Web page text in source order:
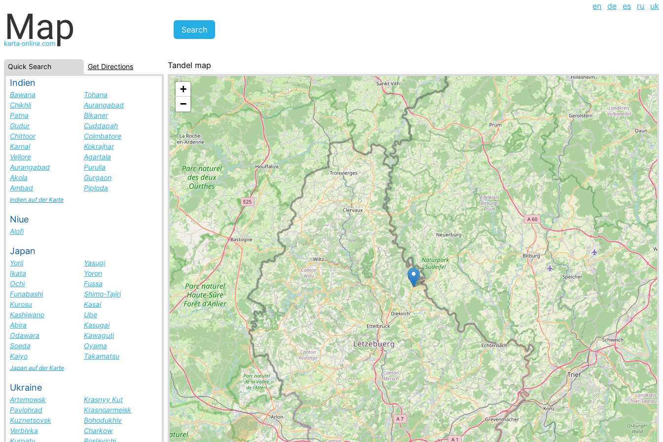
en de es ru uk
Quick Search Get Directions
Indien
Bawana
Tohana
Chikhli
Aurangabad
Patna
Bikaner
Gudur
Cuddapah
Chittoor
Coimbatore
Karnal
Kokrajhar
Vellore
Agartala
Aurangabad
Purulia
Akola
Gurgaon
Ambad
Piploda
Indien auf der Karte
Niue
Alofi
Japan
Yorii
Yasugi
Ikata
Yoron
Ochi
Fussa
Funabashi
Shimo-Tajiri
Kurosu
Kasai
Kashiwano
Ube
Abira
Kasugai
Odawara
Kawaguti
Soeda
Oyama
Kaiyo
Takamatsu
Japan auf der Karte
Ukraine
Artemowsk
Krasnyy Kut
Pavlohrad
Krasnoarmeisk
Kuznetsovsk
Bohodukhiv
Verbivka
Charkow
Tandel map
Luxembourg, cities list
+
−